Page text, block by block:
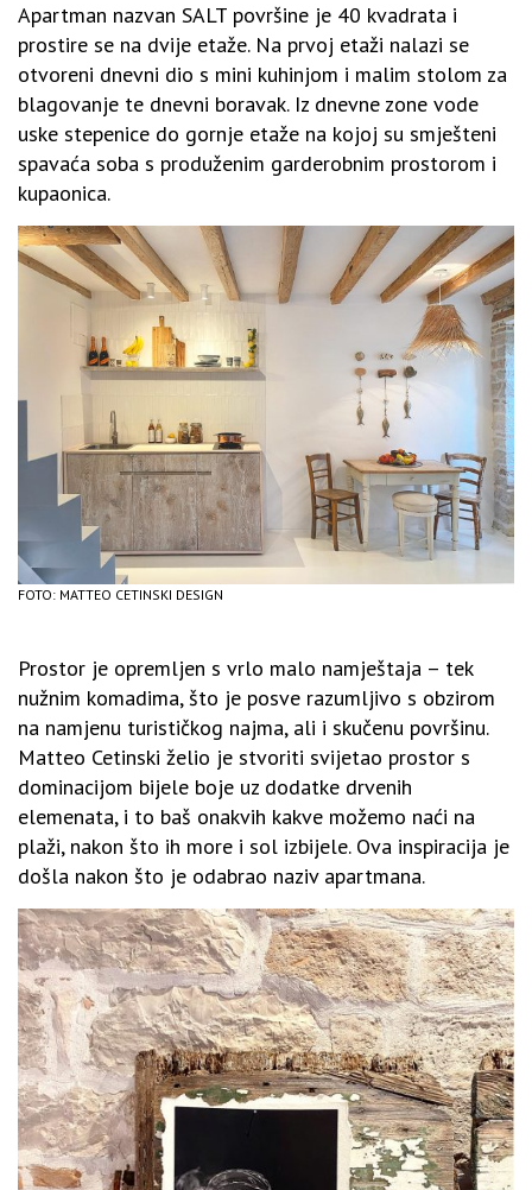
Apartman nazvan SALT površine je 40 kvadrata i
prostire se na dvije etaže. Na prvoj etaži nalazi se
otvoreni dnevni dio s mini kuhinjom i malim stolom za
blagovanje te dnevni boravak. Iz dnevne zone vode
uske stepenice do gornje etaže na kojoj su smješteni
spavaća soba s produženim garderobnim prostorom i
kupaonica.
FOTO: MATTEO CETINSKI DESIGN
Prostor je opremljen s vrlo malo namještaja – tek
nužnim komadima, što je posve razumljivo s obzirom
na namjenu turističkog najma, ali i skučenu površinu.
Matteo Cetinski želio je stvoriti svijetao prostor s
dominacijom bijele boje uz dodatke drvenih
elemenata, i to baš onakvih kakve možemo naći na
plaži, nakon što ih more i sol izbijele. Ova inspiracija je
došla nakon što je odabrao naziv apartmana.